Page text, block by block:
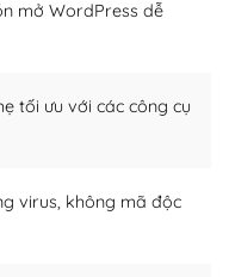
đàn cộng đồng
lên mạng và tìm
mở WordPress dễ
tối ưu với các công cụ
virus, không mã độc